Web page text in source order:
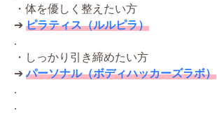
・体を優しく整えたい方
➔ ピラティス（ルルピラ）
.
・しっかり引き締めたい方
➔パーソナル（ボディハッカーズラボ）
.
.